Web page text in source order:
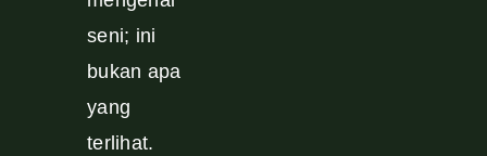
seni; ini
bukan apa
yang
terlihat.